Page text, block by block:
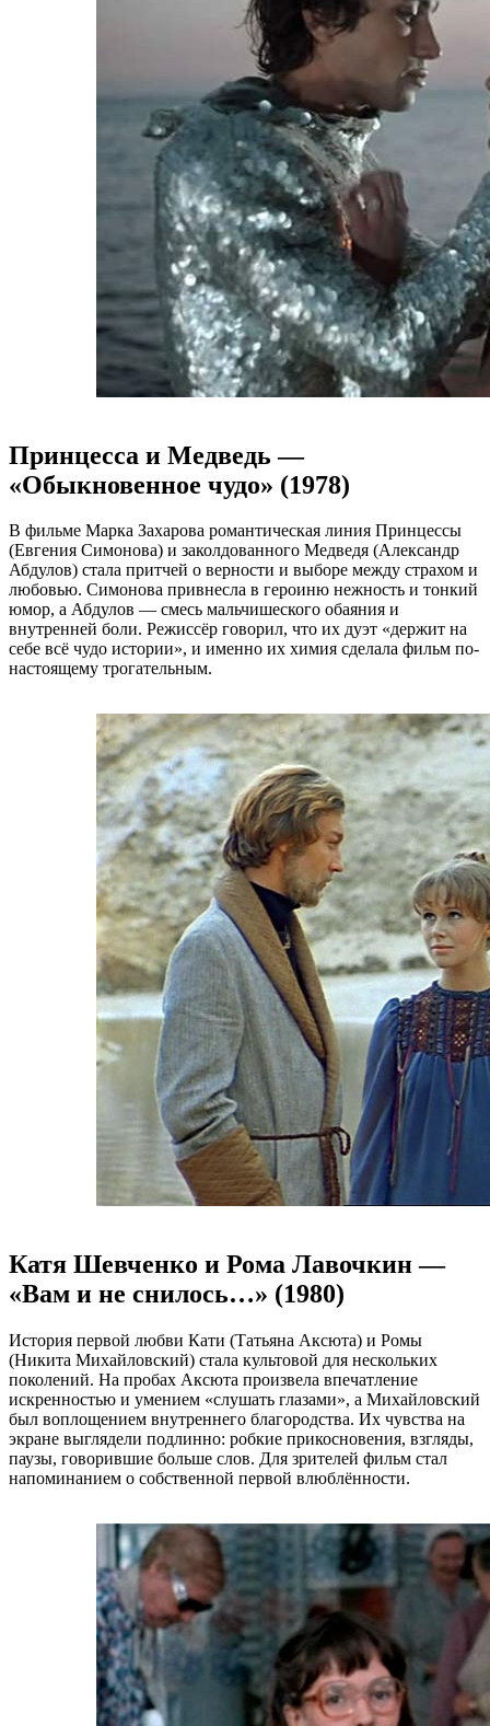
Принцесса и Медведь —
«Обыкновенное чудо» (1978)
В фильме Марка Захарова романтическая линия Принцессы
(Евгения Симонова) и заколдованного Медведя (Александр
Абдулов) стала притчей о верности и выборе между страхом и
любовью. Симонова привнесла в героиню нежность и тонкий
юмор, а Абдулов — смесь мальчишеского обаяния и
внутренней боли. Режиссёр говорил, что их дуэт «держит на
себе всё чудо истории», и именно их химия сделала фильм по-
настоящему трогательным.
Катя Шевченко и Рома Лавочкин —
«Вам и не снилось…» (1980)
История первой любви Кати (Татьяна Аксюта) и Ромы
(Никита Михайловский) стала культовой для нескольких
поколений. На пробах Аксюта произвела впечатление
искренностью и умением «слушать глазами», а Михайловский
был воплощением внутреннего благородства. Их чувства на
экране выглядели подлинно: робкие прикосновения, взгляды,
паузы, говорившие больше слов. Для зрителей фильм стал
напоминанием о собственной первой влюблённости.